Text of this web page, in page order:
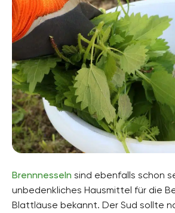
Brennnesseln sind ebenfalls schon
unbedenkliches Hausmittel für die
Blattläuse bekannt. Der Sud sollte